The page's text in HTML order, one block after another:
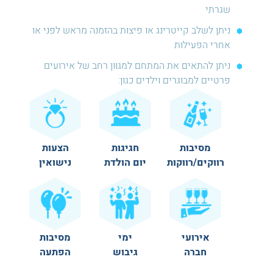
שגרתי
ניתן לשלב קייטרינג או פיצות בהזמנה מראש לפני או
אחרי הפעילות
ניתן להתאים את המתחם למגוון רחב של אירועים
פרטיים למבוגרים וילדים כגון:
מסיבות
רווקים/רווקות
חגיגות
יום הולדת
הצעות
נישואין
אירועי
חברה
ימי
גיבוש
מסיבות
הפתעה